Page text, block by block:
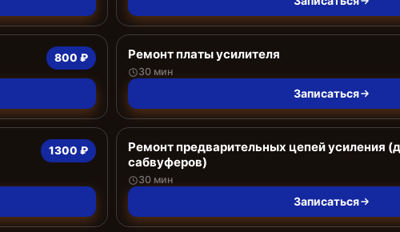
800 ₽ Ремонт платы усилителя
30 мин
Записаться
1300 ₽
Ремонт предварительных цепей усиления
сабвуферов)
30 мин
Записаться